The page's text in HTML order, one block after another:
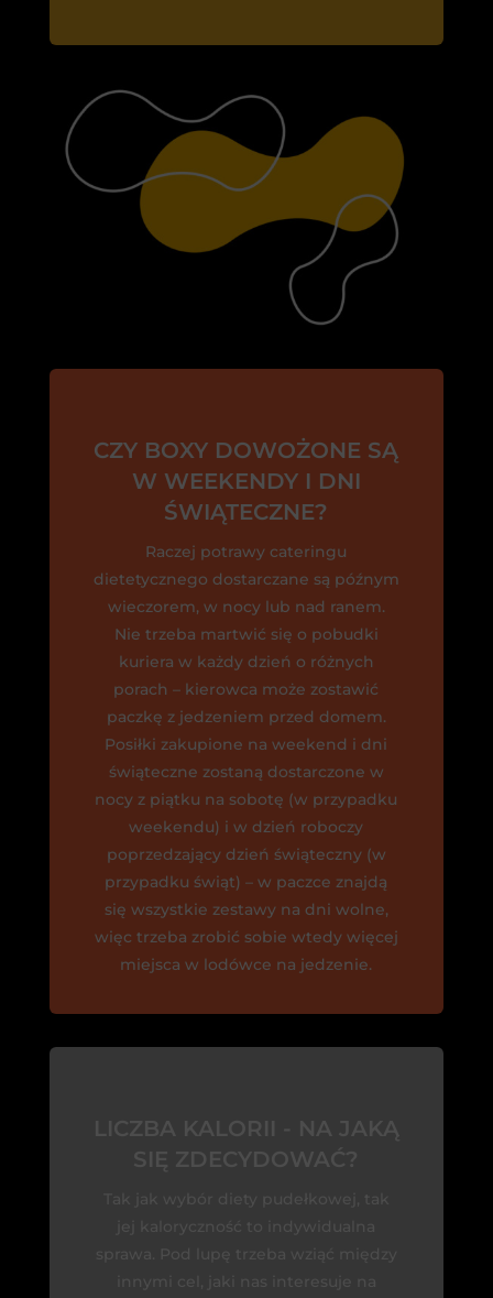
CZY BOXY DOWOŻONE SĄ
W WEEKENDY I DNI
ŚWIĄTECZNE?
Raczej potrawy cateringu
dietetycznego dostarczane są późnym
wieczorem, w nocy lub nad ranem.
Nie trzeba martwić się o pobudki
kuriera w każdy dzień o różnych
porach – kierowca może zostawić
paczkę z jedzeniem przed domem.
Posiłki zakupione na weekend i dni
świąteczne zostaną dostarczone w
nocy z piątku na sobotę (w przypadku
weekendu) i w dzień roboczy
poprzedzający dzień świąteczny (w
przypadku świąt) – w paczce znajdą
się wszystkie zestawy na dni wolne,
więc trzeba zrobić sobie wtedy więcej
miejsca w lodówce na jedzenie.